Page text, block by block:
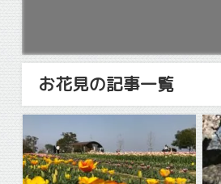
お花見の記事一覧